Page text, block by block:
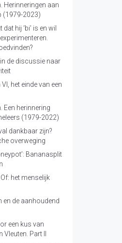
Herinneringen aan
(1979-2023)
hij ‘bi’ is en wil
de discussie naar
het einde van een
Een herinnering
(1979-2022)
dankbaar zijn?
overweging
Bananasplit
het menselijk
en de aanhoudend
een kus van
Part II